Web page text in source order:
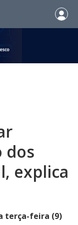
dos
explica
terça-feira (9)